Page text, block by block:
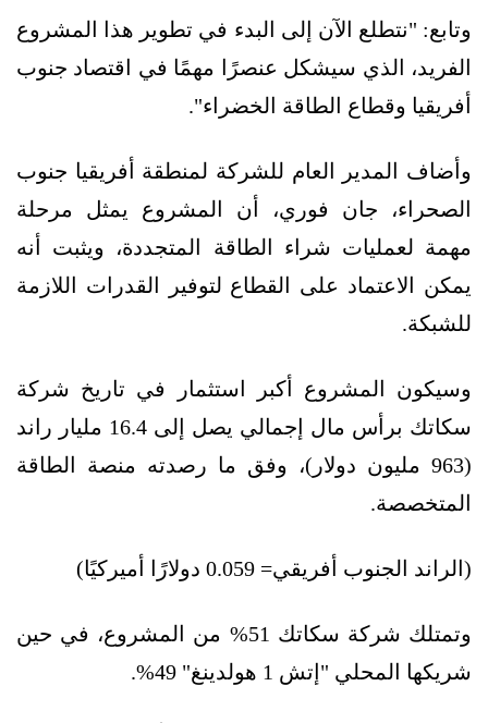
وتابع: "نتطلع الآن إلى البدء في تطوير هذا المشروع
الفريد، الذي سيشكل عنصرًا مهمًا في اقتصاد جنوب
أفريقيا وقطاع الطاقة الخضراء".
وأضاف المدير العام للشركة لمنطقة أفريقيا جنوب
الصحراء، جان فوري، أن المشروع يمثل مرحلة
مهمة لعمليات شراء الطاقة المتجددة، ويثبت أنه
يمكن الاعتماد على القطاع لتوفير القدرات اللازمة
للشبكة.
وسيكون المشروع أكبر استثمار في تاريخ شركة
سكاتك برأس مال إجمالي يصل إلى 16.4 مليار راند
(963 مليون دولار)، وفق ما رصدته منصة الطاقة
المتخصصة.
(الراند الجنوب أفريقي= 0.059 دولارًا أميركيًا)
وتمتلك شركة سكاتك 51% من المشروع، في حين
شريكها المحلي "إتش 1 هولدينغ" 49%.